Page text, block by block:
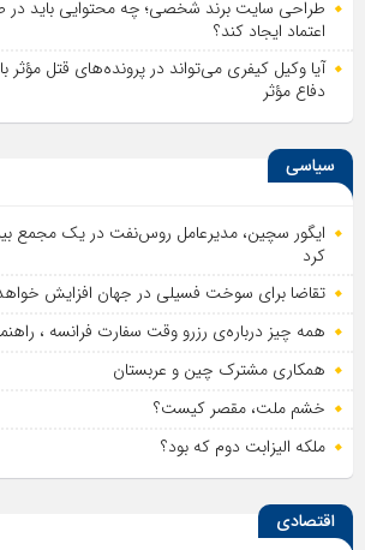
طراحی سایت برند شخصی؛ چه محتوایی باید در
اعتماد ایجاد کند؟
آیا وکیل کیفری می‌تواند در پرونده‌های قتل
دفاع مؤثر
سیاسی
ایگور سچین، مدیرعامل روس‌نفت در یک مجمع
کرد
تقاضا برای سوخت فسیلی در جهان افزایش
همه چیز درباره‌ی رزرو وقت سفارت فرانسه ،
همکاری مشترک چین و عربستان
خشم ملت، مقصر کیست؟
ملکه الیزابت دوم که بود؟
اقتصادی